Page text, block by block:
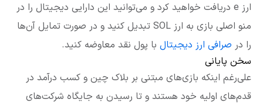
ارز e دریافت خواهید کرد و می‌توانید این دارایی دیجیتال را در
منو اصلی بازی به ارز SOL تبدیل کنید و در صورت تمایل آن‌ها
را در صرافی‌ ارز دیجیتال با پول نقد معاوضه کنید.
سخن پایانی
علی‌رغم اینکه بازی‌های مبتنی بر بلاک چین و کسب درآمد در
قدم‌های اولیه خود هستند و تا رسیدن به جایگاه شرکت‌های